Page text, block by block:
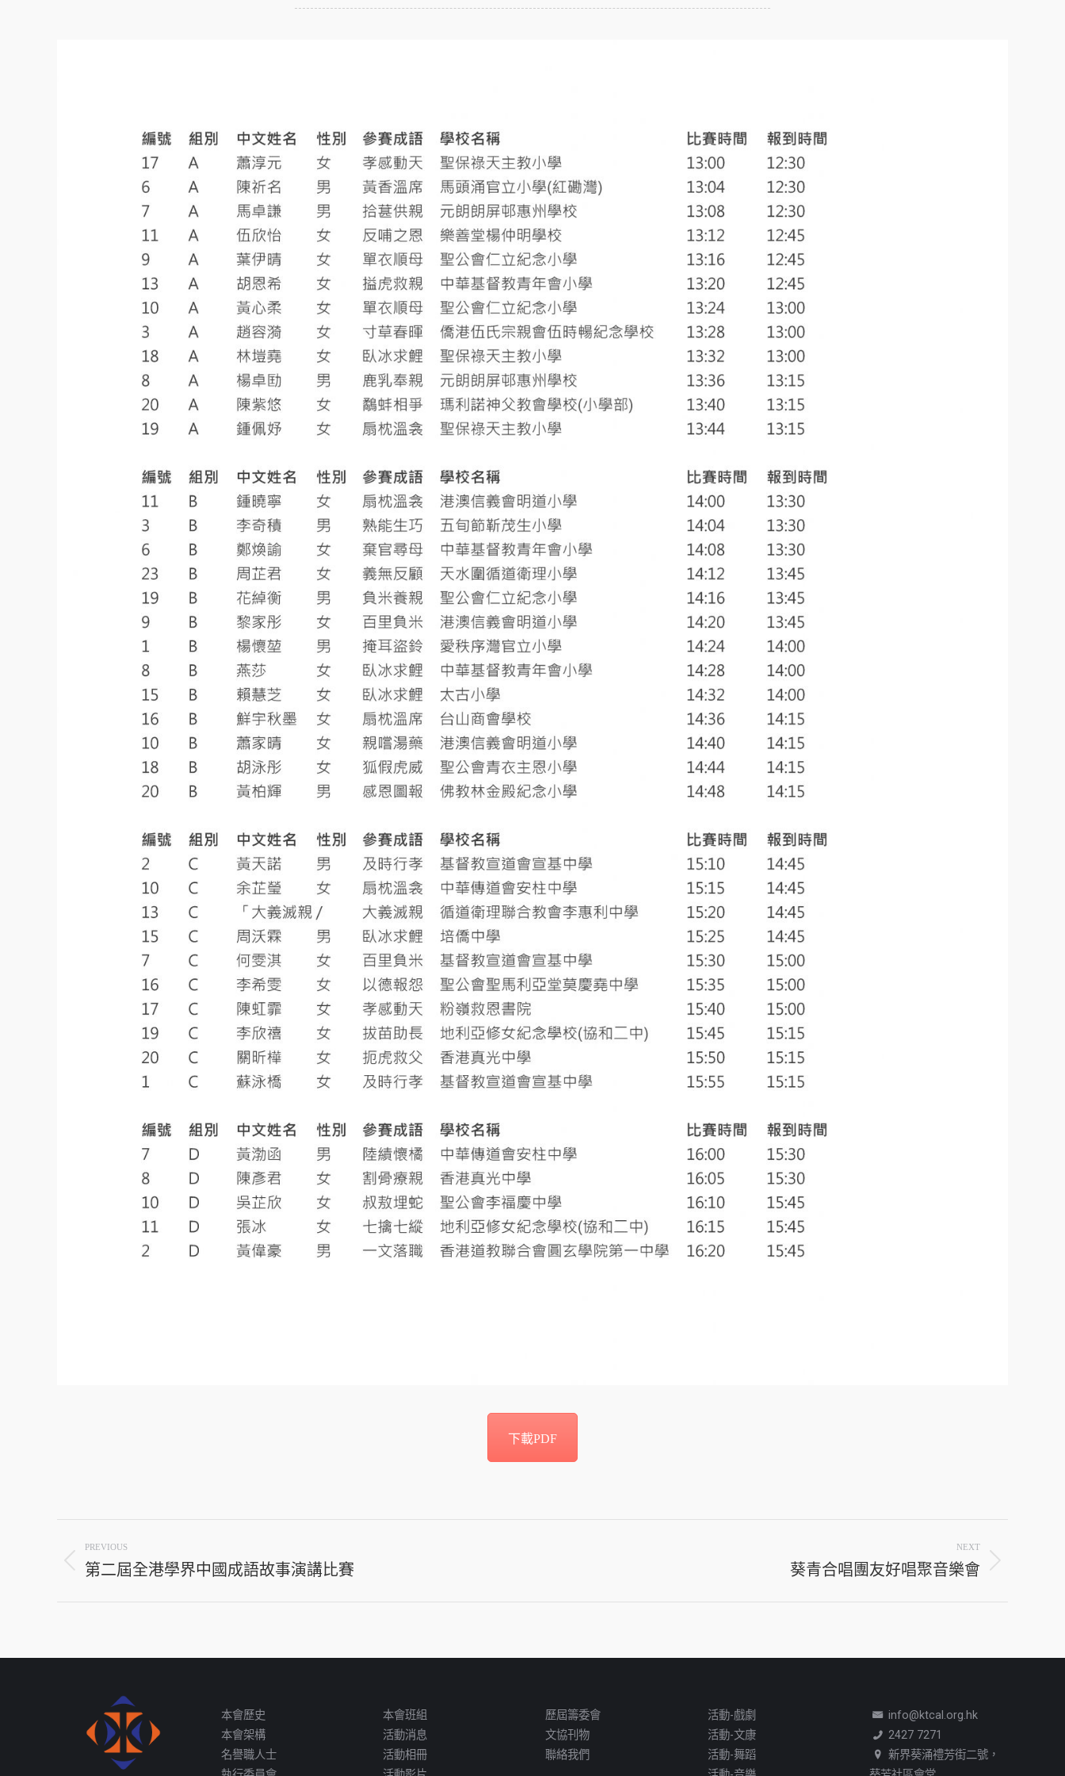
下載PDF
navigation
PREVIOUS
Previous
第二屆全港學界中國成語故事演講比賽
NEXT
葵青合唱團友好唱聚音樂會
本會歷史
本會架構
名譽職人士
本會班組
活動消息
活動相冊
歷屆籌委會
文協刊物
聯絡我們
活動-戲劇
活動-文康
活動-舞蹈
info@ktcal.org.hk
2427 7271
新界葵涌禮芳街二號，